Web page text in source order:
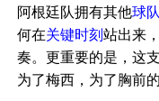
阿根廷队拥有其他球
何在关键时刻站出来
奏。更重要的是，这
为了梅西，为了胸前